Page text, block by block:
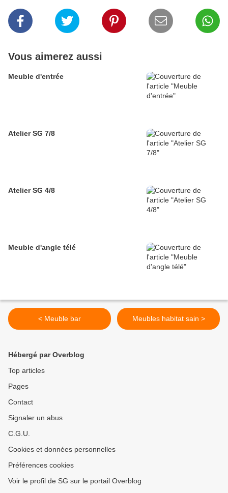
Vous aimerez aussi
Meuble d'entrée
Atelier SG 7/8
Atelier SG 4/8
Meuble d'angle télé
< Meuble bar Meubles habitat sain >
Hébergé par Overblog
Top articles
Pages
Contact
Signaler un abus
C.G.U.
Cookies et données personnelles
Préférences cookies
Voir le profil de SG sur le portail Overblog